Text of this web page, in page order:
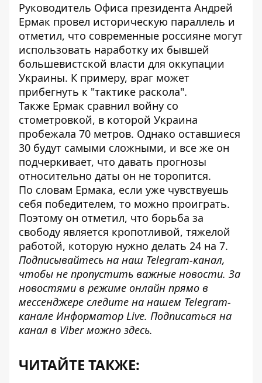
Руководитель Офиса президента Андрей
Ермак провел историческую параллель и
отметил, что современные россияне могут
использовать наработку их бывшей
большевистской власти для оккупации
Украины. К примеру, враг может
прибегнуть к "тактике раскола".
Также Ермак сравнил войну со
стометровкой, в которой Украина
пробежала 70 метров. Однако оставшиеся
30 будут самыми сложными, и все же он
подчеркивает, что давать прогнозы
относительно даты он не торопится.
По словам Ермака, если уже чувствуешь
себя победителем, то можно проиграть.
Поэтому он отметил, что борьба за
свободу является кропотливой, тяжелой
работой, которую нужно делать 24 на 7.
Подписывайтесь на наш Telegram-канал,
чтобы не пропустить важные новости. За
новостями в режиме онлайн прямо в
мессенджере следите на нашем Telegram-
канале Информатор Live. Подписаться на
канал в Viber можно здесь.
ЧИТАЙТЕ ТАКЖЕ: